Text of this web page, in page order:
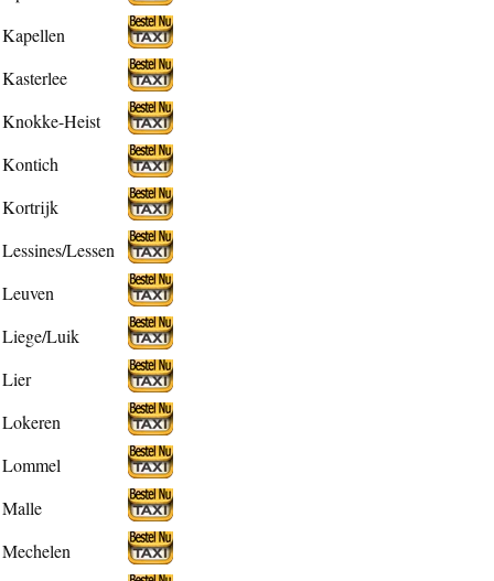
Kapellen
Kasterlee
Knokke-Heist
Kontich
Kortrijk
Lessines/Lessen
Leuven
Liege/Luik
Lier
Lokeren
Lommel
Malle
Mechelen